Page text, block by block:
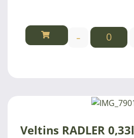
-
Veltins RADLER 0,33l